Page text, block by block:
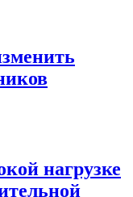
нагрузке